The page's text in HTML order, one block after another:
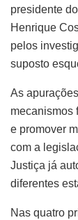
presidente
Henrique
pelos
suposto
As
mecanismos
e promover
com a
Justiça já
diferentes
Nas quatro